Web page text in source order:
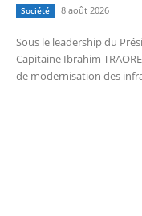
Société 8 août 2026
Sous le leadership du
Capitaine Ibrahim
de modernisation des